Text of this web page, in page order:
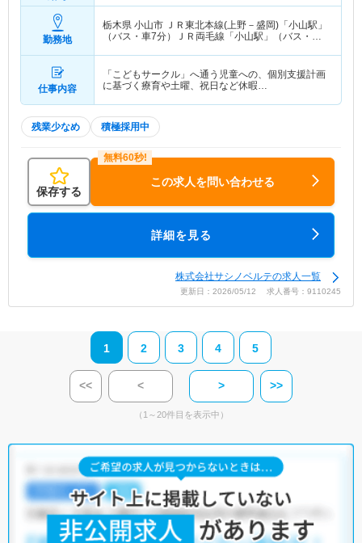
勤務地
栃木県 小山市 ＪＲ東北本線(上野－盛岡)「小山駅」
（バス・車7分）ＪＲ両毛線「小山駅」（バス・車7
仕事内容
「こどもサークル」へ通う児童への、個別支援計画
に基づく療育や土曜、祝日など休暇…
残業少なめ 積極採用中
保存する
この求人を問い合わせる
詳細を見る
株式会社サシノベルテの求人一覧
更新日：2026/05/12 求人番号：9110245
1 2 3 4 5
<< < > >>
（1～20件目を表示中）